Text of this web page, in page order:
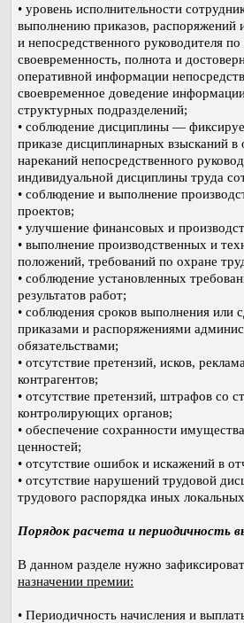
• уровень исполнительности
выполнению приказов,
и непосредственного руководителя
своевременность, полнота и
оперативной информации
своевременное доведение
структурных подразделений;
• соблюдение дисциплины —
приказе дисциплинарных взысканий
нареканий непосредственного
индивидуальной дисциплины труда
• соблюдение и выполнение
проектов;
• улучшение финансовых и
• выполнение производственных и
положений, требований по охране
• соблюдение установленных
результатов работ;
• соблюдения сроков выполнения или
приказами и распоряжениями
обязательствами;
• отсутствие претензий, исков,
контрагентов;
• отсутствие претензий, штрафов со
контролирующих органов;
• обеспечение сохранности
ценностей;
• отсутствие ошибок и искажений в
• отсутствие нарушений трудовой
трудового распорядка иных
Порядок расчета и периодичность
В данном разделе нужно
назначении премии:
• Периодичность начисления и